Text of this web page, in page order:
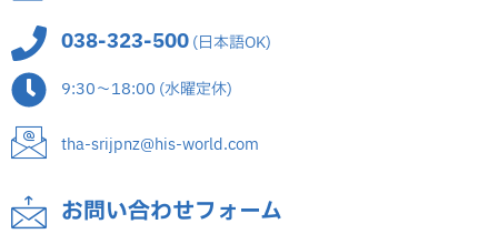
038-323-500(日本語OK)
9:30～18:00 (水曜定休)
tha-srijpnz@his-world.com
お問い合わせフォーム